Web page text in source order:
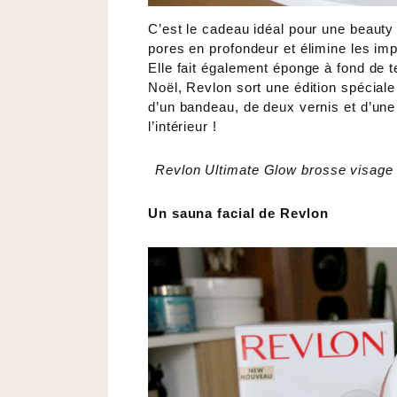
C’est le cadeau idéal pour une
pores en profondeur et élimine les
Elle fait également éponge à fond de
Noël, Revlon sort une édition
d’un bandeau, de deux vernis et
l’intérieur !
Revlon Ultimate Glow brosse
Un sauna facial de Revlon